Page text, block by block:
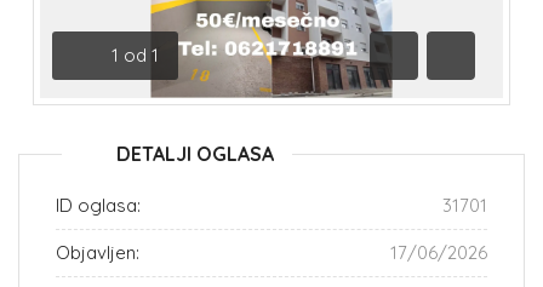
1 od 1
Prethodna
Sledeća
DETALJI OGLASA
ID oglasa: 31701
Objavljen: 17/06/2026